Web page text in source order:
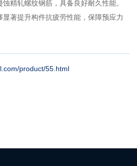
精轧螺纹钢筋，具备良好耐久性能。
著提升构件抗疲劳性能，保障预应力
product/55.html